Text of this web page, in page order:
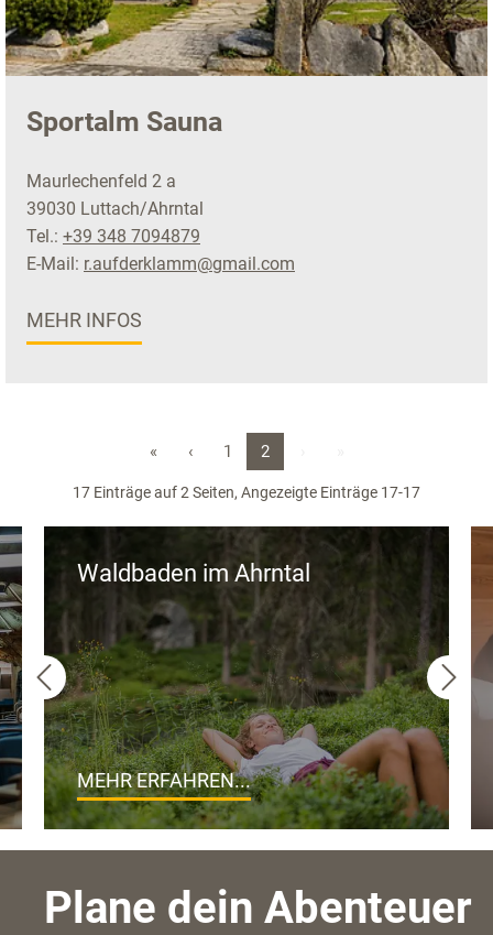
Sportalm Sauna
Maurlechenfeld 2 a
39030 Luttach/Ahrntal
Tel.: +39 348 7094879
E-Mail: r.aufderklamm@gmail.com
MEHR INFOS
« ‹ 1 2
17 Einträge auf 2 Seiten, Angezeigte Einträge 17-17
Waldbaden im Ahrntal
MEHR ERFAHREN...
Plane dein Abenteuer